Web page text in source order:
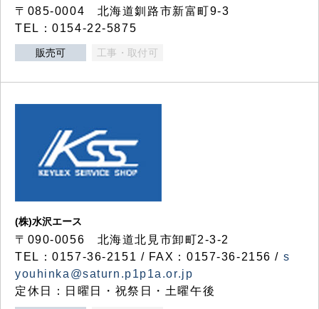
〒085-0004 北海道釧路市新富町9-3
TEL：0154-22-5875
販売可 工事・取付可
(株)水沢エース
〒090-0056 北海道北見市卸町2-3-2
TEL：0157-36-2151 / FAX：0157-36-2156 / s
youhinka@saturn.p1p1a.or.jp
定休日：日曜日・祝祭日・土曜午後